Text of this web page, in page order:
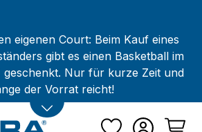
eigenen Court: Beim Kauf eines
gibt es einen Basketball im
geschenkt. Nur für kurze Zeit und
der Vorrat reicht!